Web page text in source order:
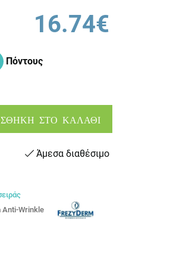
16.74€
Πόντους
ΣΤΟ ΚΑΛΑΘΙ
Άμεσα διαθέσιμο
Anti-Wrinkle